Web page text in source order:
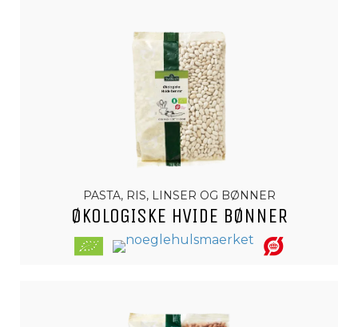
PASTA, RIS, LINSER OG BØNNER
ØKOLOGISKE HVIDE BØNNER